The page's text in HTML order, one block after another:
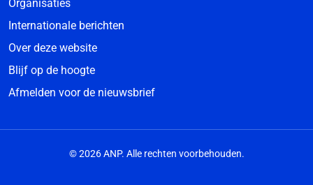
Organisaties
Internationale berichten
Over deze website
Blijf op de hoogte
Afmelden voor de nieuwsbrief
© 2026 ANP. Alle rechten voorbehouden.